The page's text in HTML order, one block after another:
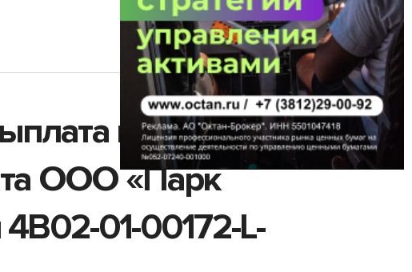
купонного
ООО «Парк
01-00172-L-